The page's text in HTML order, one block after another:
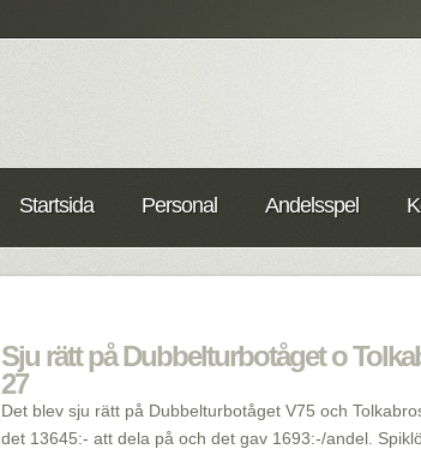
Startsida Personal Andelsspel
Sju rätt på Dubbelturbotåget o
27
Det blev sju rätt på Dubbelturbotåget V75 och
det 13645:- att dela på och det gav 1693:-/andel.